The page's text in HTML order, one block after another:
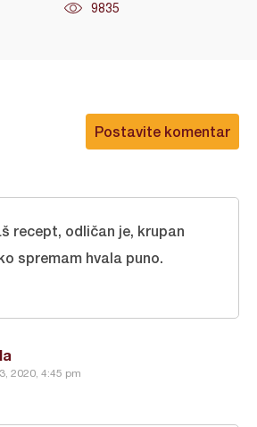
9835
Postavite komentar
2020, 4:45 pm
recept, odličan je, krupan
spremam hvala puno.